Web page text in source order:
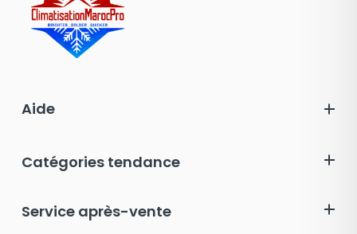
Aide
Catégories tendance
Service après-vente